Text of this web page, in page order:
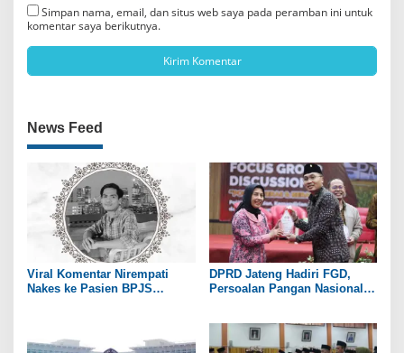
Simpan nama, email, dan situs web saya pada peramban ini untuk
komentar saya berikutnya.
News Feed
Viral Komentar Nirempati
Nakes ke Pasien BPJS
DPRD Jateng Hadiri FGD,
Persoalan Pangan Nasional